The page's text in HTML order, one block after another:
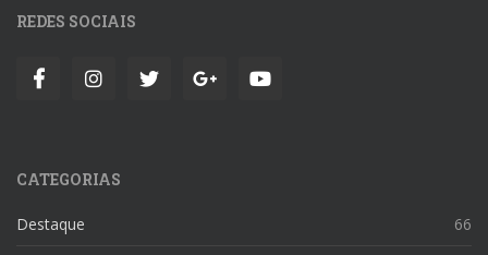
REDES SOCIAIS
CATEGORIAS
Destaque 66